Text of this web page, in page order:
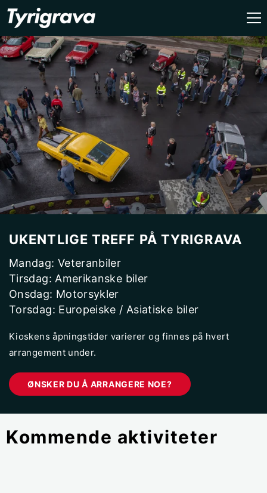
UKENTLIGE TREFF PÅ TYRIGRAVA
Mandag: Veteranbiler
Tirsdag: Amerikanske biler
Onsdag: Motorsykler
Torsdag: Europeiske / Asiatiske biler
Kioskens åpningstider varierer og finnes på hvert
arrangement under.
ØNSKER DU Å ARRANGERE NOE?
Kommende aktiviteter